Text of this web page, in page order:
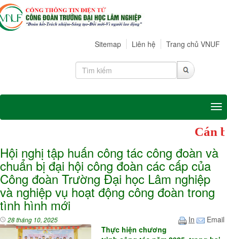
Sitemap Liên hệ Trang chủ VNUF
Cán bộ công đoàn
Hội nghị tập huấn công tác công đoàn và
chuẩn bị đại hội công đoàn các cấp của
Công đoàn Trường Đại học Lâm nghiệp
và nghiệp vụ hoạt động công đoàn trong
tình hình mới
28 tháng 10, 2025 In
Email
Thực hiện chương